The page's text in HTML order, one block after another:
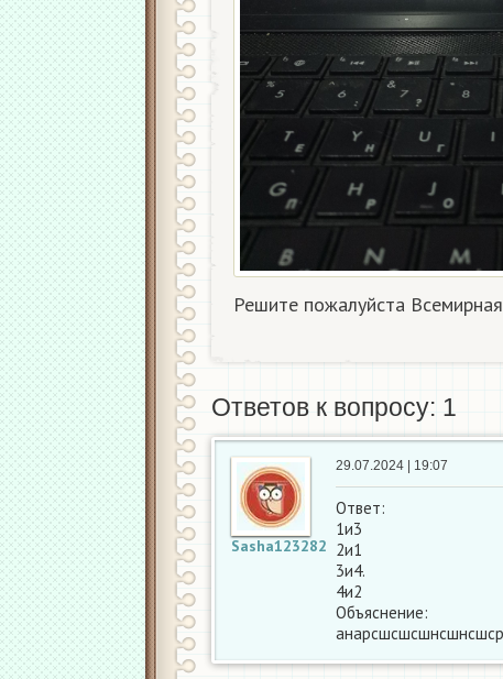
Решите пожалуйста
Ответов к вопросу: 1
Sasha123282
29.07.2024 | 19:07
Ответ:
1и3
2и1
3и4.
4и2
Объяснение: